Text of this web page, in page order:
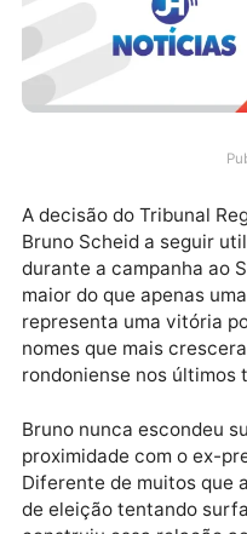
A decisão do Tribunal
Bruno Scheid a seguir
durante a campanha
maior do que apenas
representa uma
nomes que mais
rondoniense nos